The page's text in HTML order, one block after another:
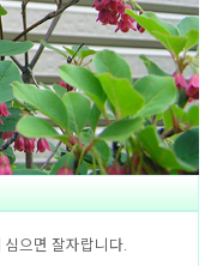
으면 잘자랍니다.